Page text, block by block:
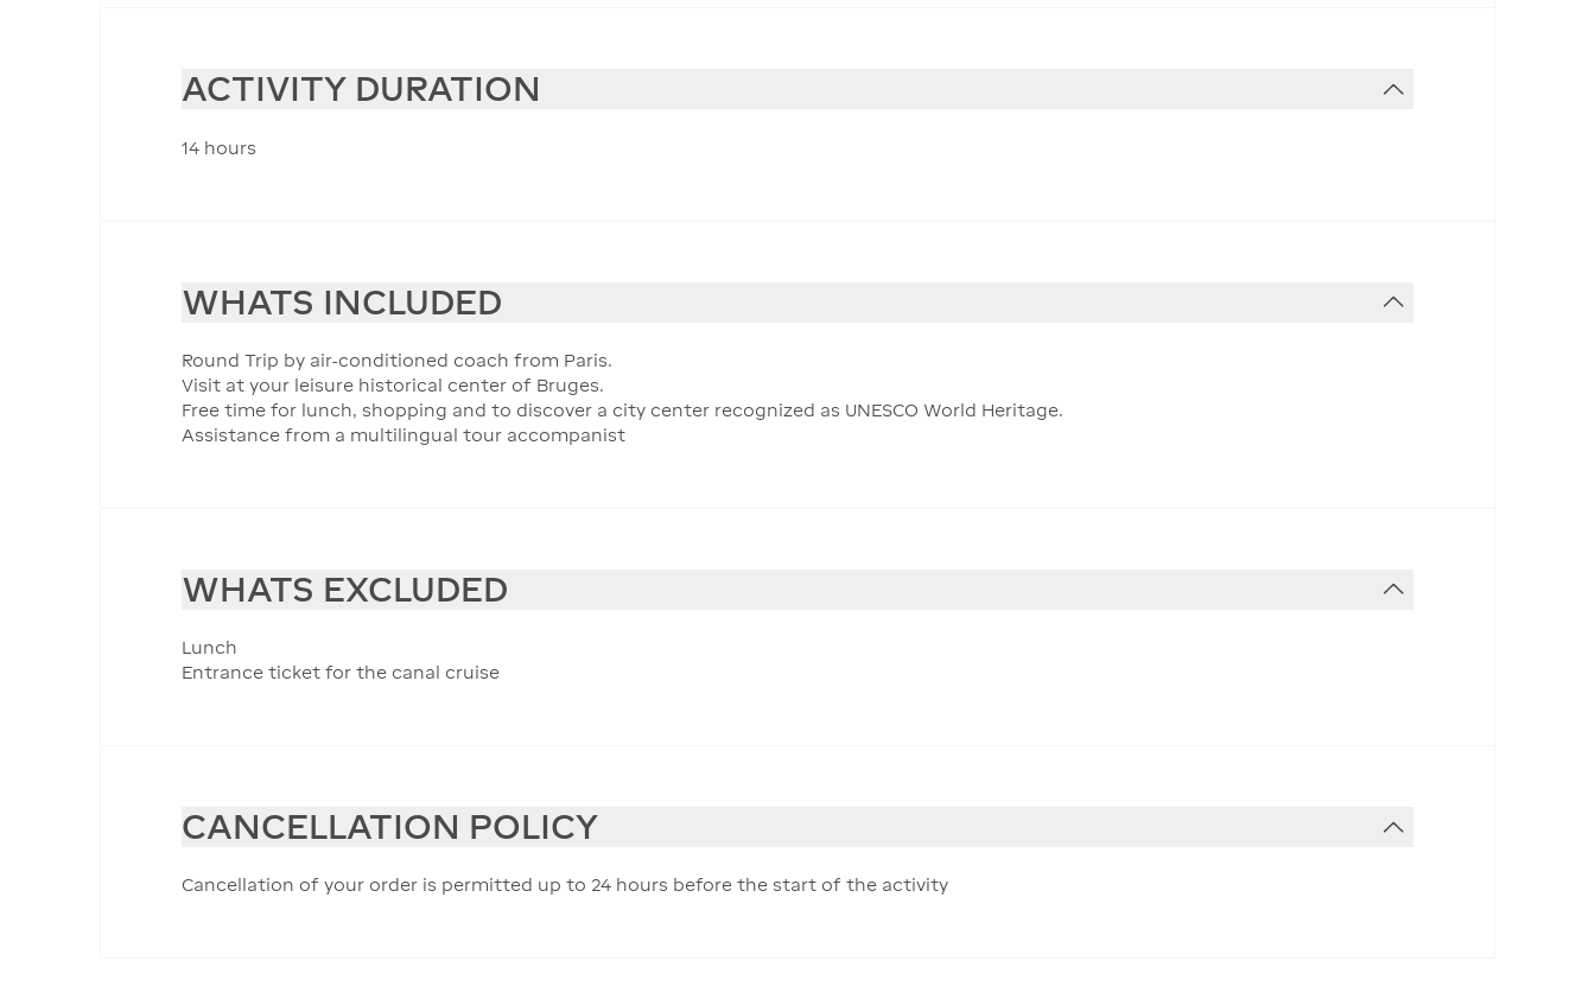
ACTIVITY DURATION
14 hours
WHATS INCLUDED
Round Trip by air-conditioned coach from Paris.
Visit at your leisure historical center of Bruges.
Free time for lunch, shopping and to discover a city center recognized as UNESCO World Heritage.
Assistance from a multilingual tour accompanist
WHATS EXCLUDED
Lunch
Entrance ticket for the canal cruise
CANCELLATION POLICY
Cancellation of your order is permitted up to 24 hours before the start of the activity